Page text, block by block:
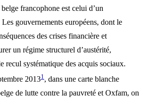
francophone est celui d’un
gouvernements européens, dont le
des crises financière et
un régime structurel d’austérité,
recul systématique des acquis sociaux.
20131 , dans une carte blanche
de lutte contre la pauvreté et Oxfam, on